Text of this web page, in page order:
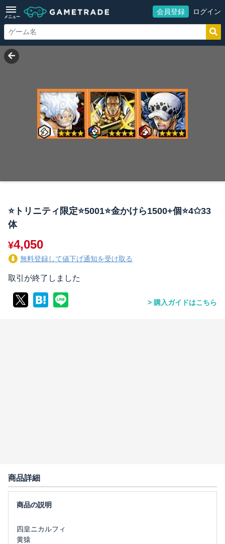
メニュー
会員登録 ログイン
⭐トリニティ限定⭐5001⭐金かけら1500+個⭐4✩33
体
¥4,050
無料登録して値下げ通知を受け取る
取引が終了しました
購入ガイドはこちら
商品詳細
四皇ニカルフィ
黄猿